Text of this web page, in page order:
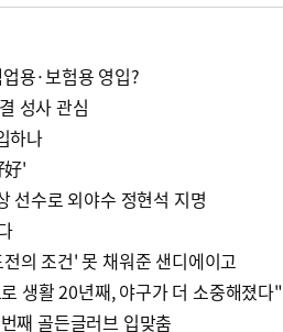
용·보험용 영입?
성사 관심
하나
好'
선수로 외야수 정현석 지명
의 조건' 못 채워준 샌디에이고
생활 20년째, 야구가 더 소중해졌다"
째 골든글러브 입맞춤